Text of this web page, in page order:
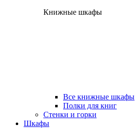
Книжные шкафы
Все книжные шкафы
Полки для книг
Стенки и горки
Шкафы